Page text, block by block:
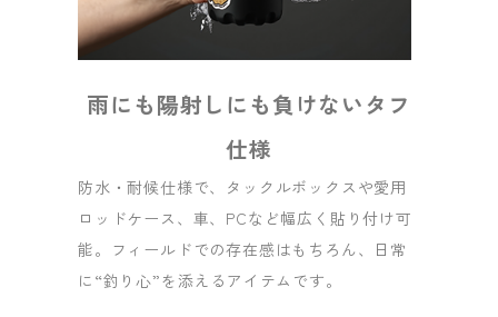
雨にも陽射しにも負けないタフ
仕様
防水・耐候仕様で、タックルボックスや愛用
ロッドケース、車、PCなど幅広く貼り付け可
能。フィールドでの存在感はもちろん、日常
に“釣り心”を添えるアイテムです。